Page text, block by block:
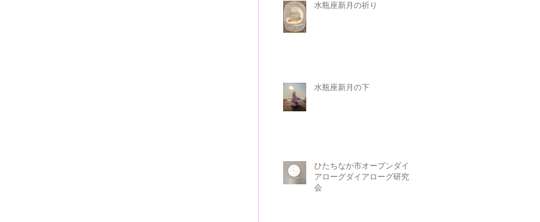
水瓶座新月の祈り
水瓶座新月の下
ひたちなか市オープンダイ
アローグダイアローグ研究
会